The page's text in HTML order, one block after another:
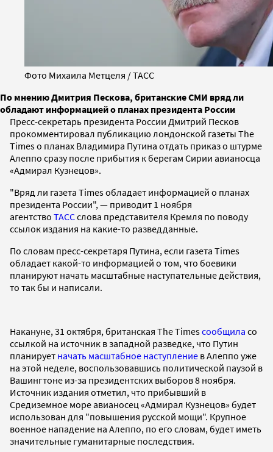
Фото Михаила Метцеля / ТАСС
По мнению Дмитрия Пескова, британские СМИ вряд ли
обладают информацией о планах президента России
Пресс-секретарь президента России Дмитрий Песков
прокомментировал публикацию лондонской газеты The
Times о планах Владимира Путина отдать приказ о штурме
Алеппо сразу после прибытия к берегам Сирии авианосца
«Адмирал Кузнецов».
"Вряд ли газета Times обладает информацией о планах
президента России", — приводит 1 ноября
агентство ТАССслова представителя Кремля по поводу
ссылок издания на какие-то разведданные.
По словам пресс-секретаря Путина, если газета Times
обладает какой-то информацией о том, что боевики
планируют начать масштабные наступательные действия,
то так бы и написали.
Накануне, 31 октября, британская The Timesсообщила со
ссылкой на источник в западной разведке, что Путин
планирует начать масштабное наступление в Алеппо уже
на этой неделе, воспользовавшись политической паузой в
Вашингтоне из-за президентских выборов 8 ноября.
Источник издания отметил, что прибывший в
Средиземное море авианосец «Адмирал Кузнецов» будет
использован для "повышения русской мощи". Крупное
военное нападение на Алеппо, по его словам, будет иметь
значительные гуманитарные последствия.